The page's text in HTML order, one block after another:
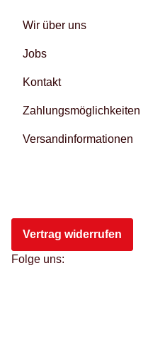
Wir über uns
Jobs
Kontakt
Zahlungsmöglichkeiten
Versandinformationen
Vertrag widerrufen
Folge uns: